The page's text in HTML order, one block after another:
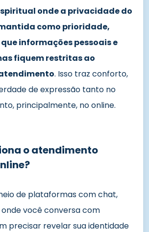
onde a privacidade do
como prioridade,
informações pessoais e
fiquem restritas ao
. Isso traz conforto,
de expressão tanto no
principalmente, no online.
o atendimento
de plataformas com chat,
onde você conversa com
precisar revelar sua identidade